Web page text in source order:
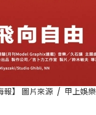
報】 圖片來源 / 甲上娛樂